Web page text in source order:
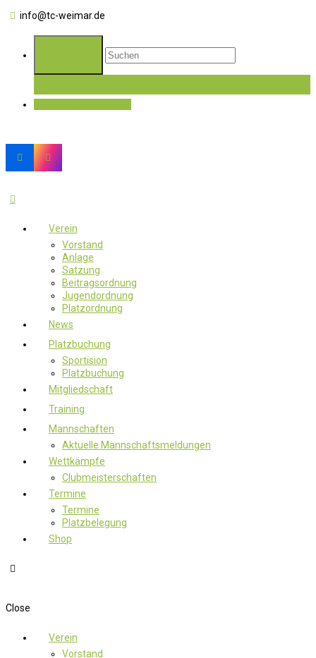
info@tc-weimar.de
Verein
Vorstand
Anlage
Satzung
Beitragsordnung
Jugendordnung
Platzordnung
News
Platzbuchung
Sportision
Platzbuchung
Mitgliedschaft
Training
Mannschaften
Aktuelle Mannschaftsmeldungen
Wettkämpfe
Clubmeisterschaften
Termine
Termine
Platzbelegung
Shop
Close
Verein
Vorstand